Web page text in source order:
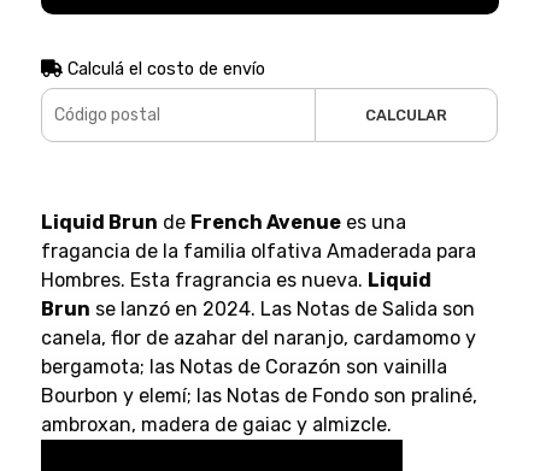
Calculá el costo de envío
CALCULAR
Liquid Brun de French Avenuees una
fragancia de la familia olfativa Amaderada para
Hombres. Esta fragrancia es nueva. Liquid
Brun se lanzó en 2024. Las Notas de Salida son
canela, flor de azahar del naranjo, cardamomo y
bergamota; las Notas de Corazón son vainilla
Bourbon y elemí; las Notas de Fondo son praliné,
ambroxan, madera de gaiac y almizcle.